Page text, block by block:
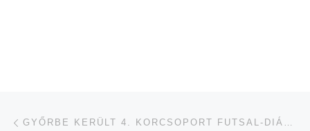
Navigálás a bejegyzések között GYŐRBE KERÜLT 4. KORCSOPORT FUTSAL-DIÁKOLIMPIA BAJNOKI CÍME